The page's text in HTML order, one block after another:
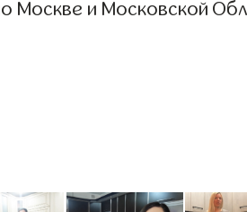
Москве и Московской